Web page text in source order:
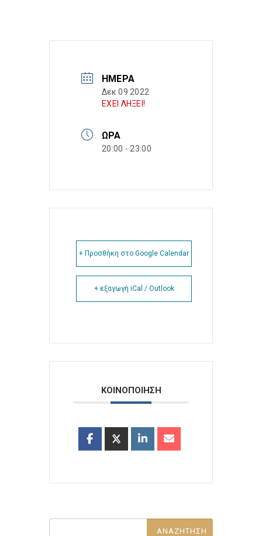
ΗΜΈΡΑ
Δεκ 09 2022
ΕΧΕΙ ΛΗΞΕΙ!
ΏΡΑ
20:00 - 23:00
+ Προσθήκη στο Google Calendar
+ εξαγωγή iCal / Outlook
ΚΟΙΝΟΠΟΙΗΣΗ